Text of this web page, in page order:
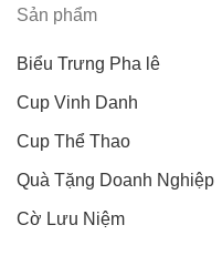
Sản phẩm
Biểu Trưng Pha lê
Cup Vinh Danh
Cup Thể Thao
Quà Tặng Doanh Nghiệp
Cờ Lưu Niệm